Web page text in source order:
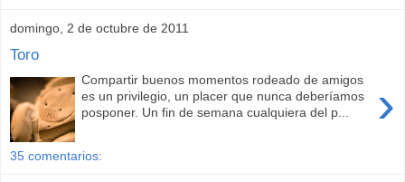
domingo, 2 de octubre de 2011
Toro
›
Compartir buenos momentos rodeado de amigos
es un privilegio, un placer que nunca deberíamos
posponer. Un fin de semana cualquiera del p...
35 comentarios: